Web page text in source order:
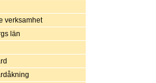
verksamhet
län